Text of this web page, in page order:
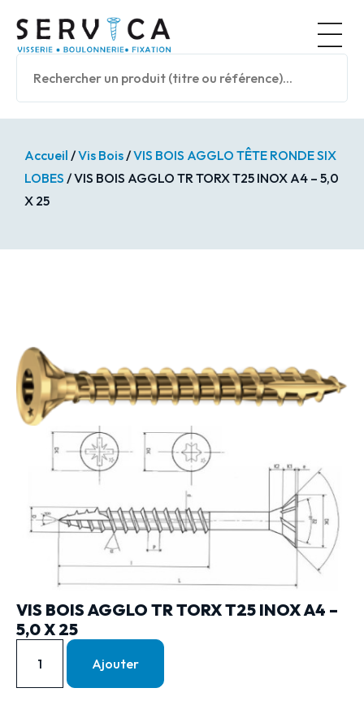
Accueil /Vis Bois/VIS BOIS AGGLO TÊTE RONDE SIX
LOBES / VIS BOIS AGGLO TR TORX T25 INOX A4 – 5,0
X 25
VIS BOIS AGGLO TR TORX T25 INOX A4 –
5,0 X 25
Ajouter